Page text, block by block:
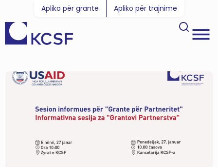
Apliko për grante Apliko për trajnime